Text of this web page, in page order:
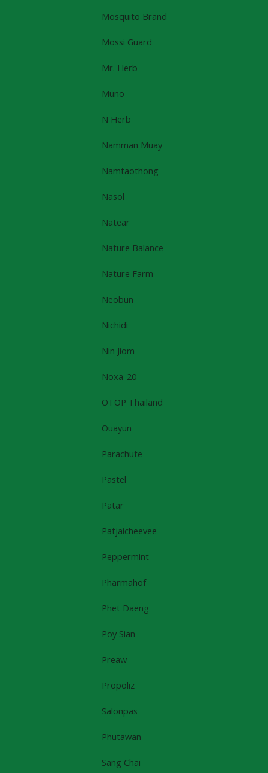
Mosquito Brand
Mossi Guard
Mr. Herb
Muno
N Herb
Namman Muay
Namtaothong
Nasol
Natear
Nature Balance
Nature Farm
Neobun
Nichidi
Nin Jiom
Noxa-20
OTOP Thailand
Ouayun
Parachute
Pastel
Patar
Patjaicheevee
Peppermint
Pharmahof
Phet Daeng
Poy Sian
Preaw
Propoliz
Salonpas
Phutawan
Sang Chai